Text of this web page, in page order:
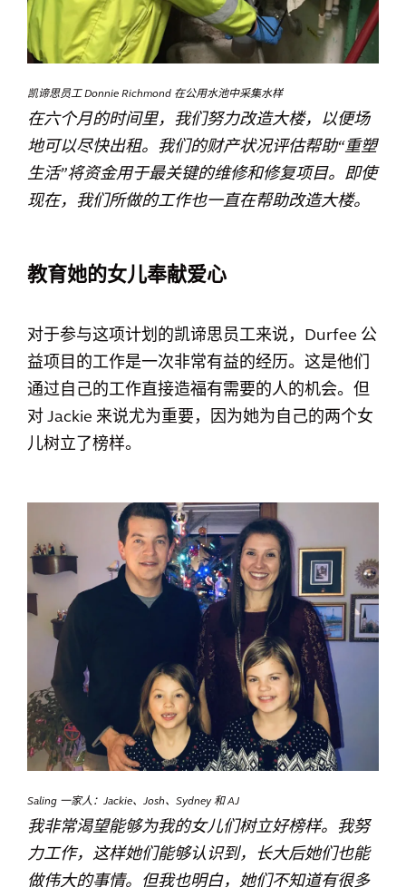
凯谛思员工 Donnie Richmond 在公用水池中采集水样
在六个月的时间里，我们努力改造大楼，以便场
地可以尽快出租。我们的财产状况评估帮助“重塑
生活”将资金用于最关键的维修和修复项目。即使
现在，我们所做的工作也一直在帮助改造大楼。
教育她的女儿奉献爱心
对于参与这项计划的凯谛思员工来说，Durfee 公
益项目的工作是一次非常有益的经历。这是他们
通过自己的工作直接造福有需要的人的机会。但
对 Jackie 来说尤为重要，因为她为自己的两个女
儿树立了榜样。
Saling 一家人：Jackie、Josh、Sydney 和 AJ
我非常渴望能够为我的女儿们树立好榜样。我努
力工作，这样她们能够认识到，长大后她们也能
做伟大的事情。但我也明白，她们不知道有很多